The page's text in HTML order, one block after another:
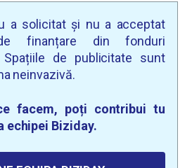
a solicitat și nu a acceptat
finanțare din fonduri
Spațiile de publicitate sunt
neinvazivă.
facem, poți contribui tu
echipei Biziday.